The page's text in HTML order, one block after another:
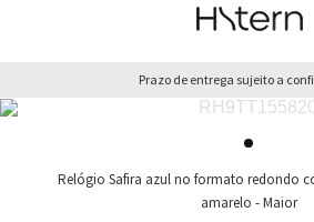
Prazo de entrega sujeito a
Relógio Safira azul no formato redondo
amarelo - Maior